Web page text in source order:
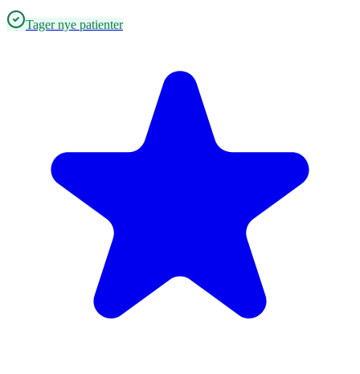
Tager nye patienter